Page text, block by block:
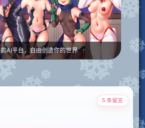
AI平台，自由创造你的世界
5 条留言